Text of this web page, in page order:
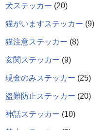
犬ステッカー 20
猫がいますステッカー 9
猫注意ステッカー 8
玄関ステッカー 9
現金のみステッカー 25
盗難防止ステッカー 20
神話ステッカー 10